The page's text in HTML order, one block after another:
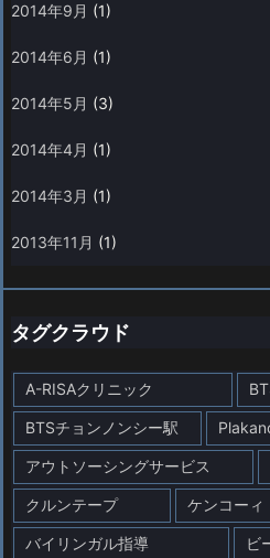
2014年9月 (1)
2014年6月 (1)
2014年5月 (3)
2014年4月 (1)
2014年3月 (1)
2013年11月 (1)
タグクラウド
A-RISAクリニック
BTSチョンノンシー駅
アウトソーシングサービス
クルンテープ ケンコーィ
バイリンガル指導 ビ